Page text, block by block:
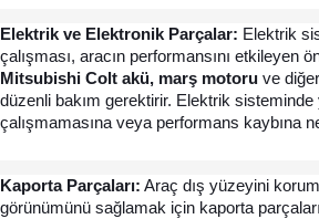
Elektrik ve Elektronik Parçalar: Elektrik
Mitsubishi Colt akü, marş motoru ve
düzenli bakım gerektirir. Elektrik sisteminde
çalışmamasına veya performans kaybına
Kaporta Parçaları: Araç dış yüzeyini